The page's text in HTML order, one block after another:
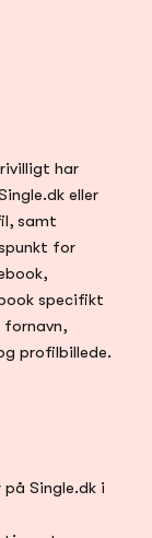
har
eller
samt
for
specifikt
fornavn,
profilbillede.
Single.dk i